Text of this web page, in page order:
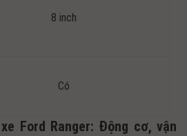
8 inch
Có
Ford Ranger: Động cơ, vận